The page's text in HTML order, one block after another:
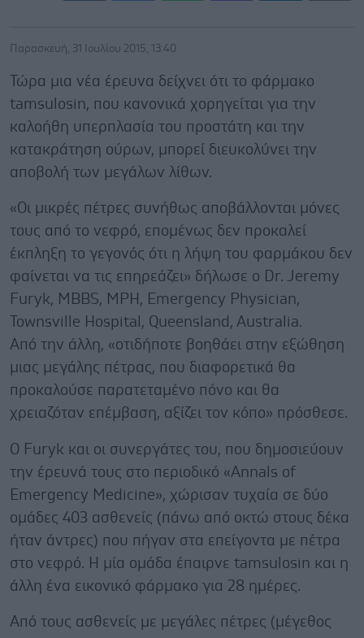
Παρασκευή, 31 Ιουλίου 2015, 13:40
Τώρα μια νέα έρευνα δείχνει ότι το φάρμακο
tamsulosin, που κανονικά χορηγείται για την
καλοήθη υπερπλασία του προστάτη και την
κατακράτηση ούρων, μπορεί διευκολύνει την
αποβολή των μεγάλων λίθων.
«Οι μικρές πέτρες συνήθως αποβάλλονται μόνες
τους από το νεφρό, επομένως δεν προκαλεί
έκπληξη το γεγονός ότι η λήψη του φαρμάκου δεν
φαίνεται να τις επηρεάζει» δήλωσε ο Dr. Jeremy
Furyk, MBBS, MPH, Emergency Physician,
Townsville Hospital, Queensland, Australia.
Από την άλλη, «οτιδήποτε βοηθάει στην εξώθηση
μιας μεγάλης πέτρας, που διαφορετικά θα
προκαλούσε παρατεταμένο πόνο και θα
χρειαζόταν επέμβαση, αξίζει τον κόπο» πρόσθεσε.
Ο Furyk και οι συνεργάτες του, που δημοσιεύουν
την έρευνά τους στο περιοδικό «Annals of
Emergency Medicine», χώρισαν τυχαία σε δύο
ομάδες 403 ασθενείς (πάνω από οκτώ στους δέκα
ήταν άντρες) που πήγαν στα επείγοντα με πέτρα
στο νεφρό. Η μία ομάδα έπαιρνε tamsulosin και η
άλλη ένα εικονικό φάρμακο για 28 ημέρες.
Από τους ασθενείς με μεγάλες πέτρες (μέγεθος